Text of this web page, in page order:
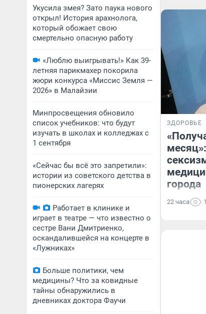
Укусила змея? Зато паука нового
открыл! История арахнолога,
который обожает свою
смертельно опасную работу
«Люблю выигрывать!» Как 39-
летняя парикмахер покорила
жюри конкурса «Миссис Земля —
2026» в Малайзии
Минпросвещения обновило
список учебников: что будут
изучать в школах и колледжах с
1 сентября
«Сейчас бы всё это запретили»:
истории из советского детства в
пионерских лагерях
Работает в клинике и
играет в театре — что известно о
сестре Вани Дмитриенко,
оскандалившейся на концерте в
«Лужниках»
Больше политики, чем
медицины? Что за ковидные
тайны обнаружились в
дневниках доктора Фаучи
ЗДОРОВЬЕ
города
22 часа